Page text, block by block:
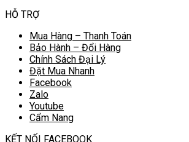
HỖ TRỢ
Mua Hàng – Thanh Toán
Bảo Hành – Đổi Hàng
Chính Sách Đại Lý
Đặt Mua Nhanh
Facebook
Zalo
Youtube
Cẩm Nang
KẾT NỐI FACEBOOK